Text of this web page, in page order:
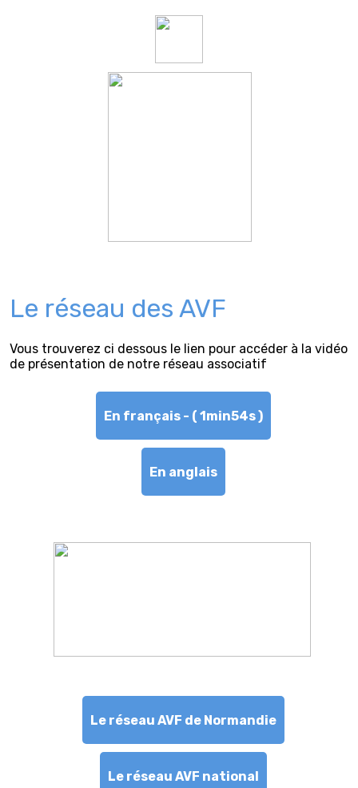
Le réseau des AVF
Vous trouverez ci dessous le lien pour accéder à la vidéo
de présentation de notre réseau associatif
En français - ( 1min54s )
En anglais
Le réseau AVF de Normandie
Le réseau AVF national